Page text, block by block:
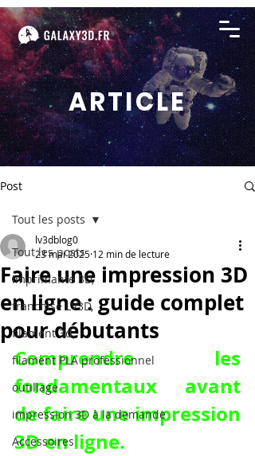
ARTICLE
Post
Tout les posts
imprimante 3D,
franchise LV3D,
filament 3d,
filament PLA professionnel
outillage
impression 3D à la demande
Accessoires
Tout les posts
Faire une impression 3D
en ligne : guide complet
pour débutants
lv3dblog0
23 mai 2025 12 min de lecture
Comprendre les
fondamentaux avant
de faire une impression
3D en ligne.